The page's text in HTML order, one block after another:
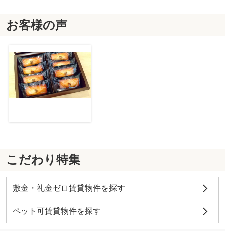
お客様の声
こだわり特集
敷金・礼金ゼロ賃貸物件を探す
ペット可賃貸物件を探す